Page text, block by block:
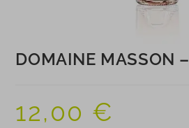
DOMAINE MASSON
12,00 €